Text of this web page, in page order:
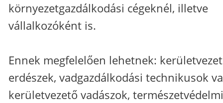
környezetgazdálkodási cégeknél, illetve
vállalkozóként is.
Ennek megfelelően lehetnek:
erdészek, vadgazdálkodási technikusok
kerületvezető vadászok, természetvédelmi